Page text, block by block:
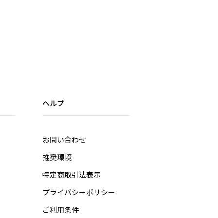
ヘルプ
お問い合わせ
推奨環境
特定商取引法表示
プライバシーポリシー
ご利用条件